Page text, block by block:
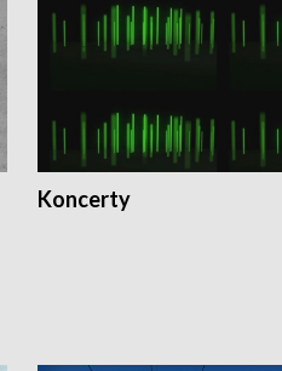
Koncerty